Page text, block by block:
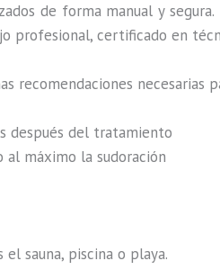
de forma manual y
profesional, certificado en
recomendaciones necesarias
después del tratamiento
máximo la sudoración
sauna, piscina o playa.